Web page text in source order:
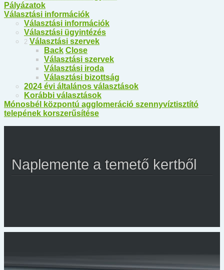
Pályázatok
Választási információk
Választási információk
Választási ügyintézés
2 Választási szervek
Back Close
Választási szervek
Választási iroda
Választási bizottság
2024 évi általános választások
Korábbi választások
Mónosbél központú agglomeráció szennyvíztisztító
telepének korszerűsítése
Naplemente a temető kertből